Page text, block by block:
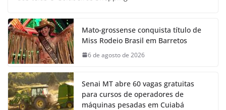
Mato-grossense conquista título de
Miss Rodeio Brasil em Barretos
6 de agosto de 2026
Senai MT abre 60 vagas gratuitas
para cursos de operadores de
máquinas pesadas em Cuiabá